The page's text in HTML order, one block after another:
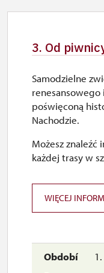
2.
3. Od
Samodzielne
poświęconą
Nachodzie.
Możesz
każdej trasy w
WIĘCEJ